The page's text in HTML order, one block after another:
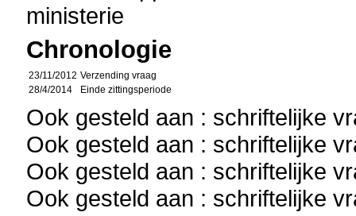
ministerie
Chronologie
23/11/2012 Verzending vraag
28/4/2014
Einde zittingsperiode
Ook gesteld aan : schriftelijke
Ook gesteld aan : schriftelijke
Ook gesteld aan : schriftelijke
Ook gesteld aan : schriftelijke